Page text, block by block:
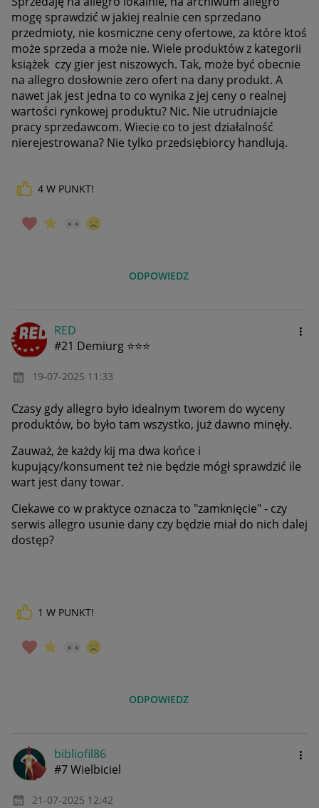
mogę sprawdzić w jakiej realnie cen sprzedano
przedmioty, nie kosmiczne ceny ofertowe, za które ktoś
może sprzeda a może nie. Wiele produktów z kategorii
książek czy gier jest niszowych. Tak, może być obecnie
na allegro dosłownie zero ofert na dany produkt. A
nawet jak jest jedna to co wynika z jej ceny o realnej
wartości rynkowej produktu? Nic. Nie utrudniajcie
pracy sprzedawcom. Wiecie co to jest działalność
nierejestrowana? Nie tylko przedsiębiorcy handlują.
4 W PUNKT!
ODPOWIEDZ
RED
#21 Demiurg ⭐⭐⭐
‎19-07-2025 11:33
Czasy gdy allegro było idealnym tworem do wyceny
produktów, bo było tam wszystko, już dawno minęły.
Zauważ, że każdy kij ma dwa końce i
kupujący/konsument też nie będzie mógł sprawdzić ile
wart jest dany towar.
Ciekawe co w praktyce oznacza to "zamknięcie" - czy
serwis allegro usunie dany czy będzie miał do nich dalej
dostęp?
1 W PUNKT!
ODPOWIEDZ
bibliofil86
#7 Wielbiciel
‎21-07-2025 12:42